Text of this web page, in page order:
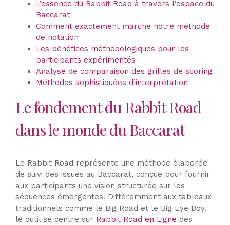
L’essence du Rabbit Road à travers l’espace du
Baccarat
Comment exactement marche notre méthode
de notation
Les bénéfices méthodologiques pour les
participants expérimentés
Analyse de comparaison des grilles de scoring
Méthodes sophistiquées d’interprétation
Le fondement du Rabbit Road
dans le monde du Baccarat
Le Rabbit Road représente une méthode élaborée
de suivi des issues au Baccarat, conçue pour fournir
aux participants une vision structurée sur les
séquences émergentes. Différemment aux tableaux
traditionnels comme le Big Road et le Big Eye Boy,
le outil se centre sur Rabbit Road en Ligne des